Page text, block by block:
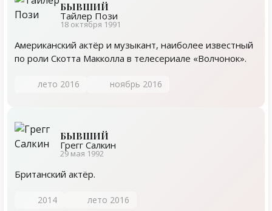
БЫВШИЙ
Тайлер Пози
18 октября 1991
Американский актёр и музыкант, наиболее известный
по роли Скотта Макколла в телесериале «Волчонок».
лето 2016 ноябрь 2016
БЫВШИЙ
Грегг Салкин
29 мая 1992
Британский актёр.
2014 лето 2016